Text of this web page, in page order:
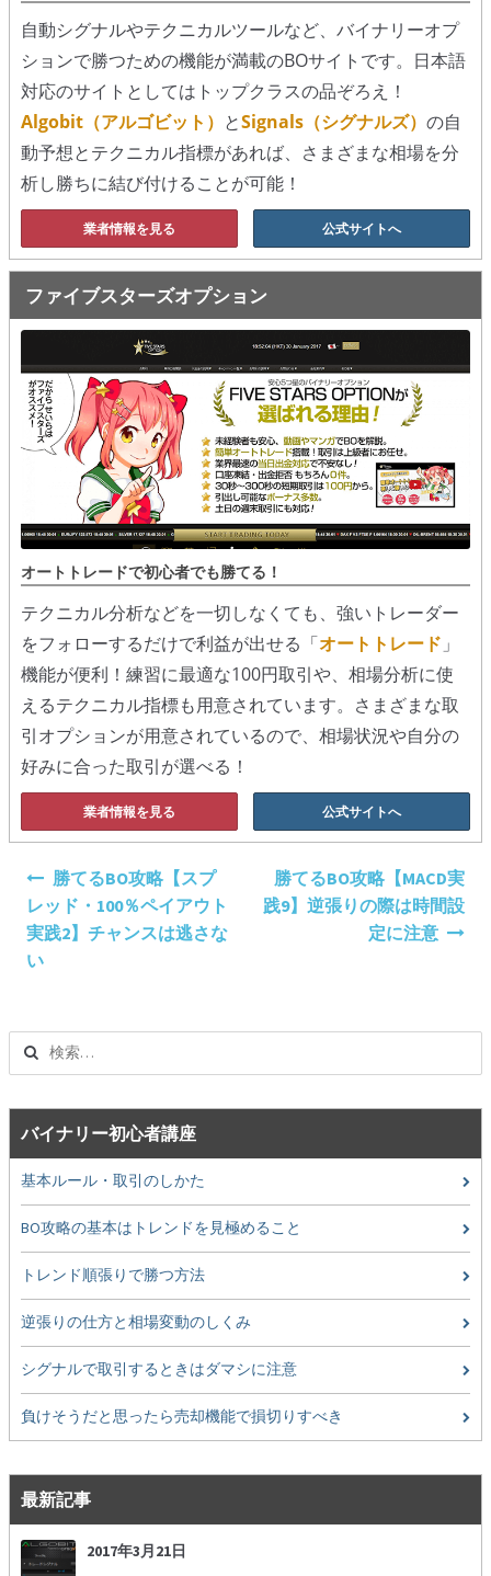
自動シグナルやテクニカルツールなど、バイナリーオプ
ションで勝つための機能が満載のBOサイトです。日本語
対応のサイトとしてはトップクラスの品ぞろえ！
Algobit（アルゴビット） とSignals（シグナルズ） の自
動予想とテクニカル指標があれば、さまざまな相場を分
析し勝ちに結び付けることが可能！
業者情報を見る 公式サイトへ
ファイブスターズオプション
オートトレードで初心者でも勝てる！
テクニカル分析などを一切しなくても、強いトレーダー
をフォローするだけで利益が出せる「オートトレード 」
機能が便利！練習に最適な100円取引や、相場分析に使
えるテクニカル指標も用意されています。さまざまな取
引オプションが用意されているので、相場状況や自分の
好みに合った取引が選べる！
業者情報を見る 公式サイトへ
ナ
ビ
ゲ
ョ
ン
勝てるBO攻略【スプ
レッド・100％ペイアウト
実践2】チャンスは逃さな
い
勝てるBO攻略【MACD実
践9】逆張りの際は時間設
定に注意
バイナリー初心者講座
基本ルール・取引のしかた
BO攻略の基本はトレンドを見極めること
トレンド順張りで勝つ方法
逆張りの仕方と相場変動のしくみ
シグナルで取引するときはダマシに注意
負けそうだと思ったら売却機能で損切りすべき
最新記事
2017年3月21日